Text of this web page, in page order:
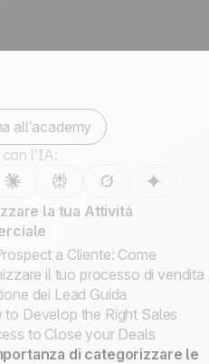
all’academy
l’IA:
la tua Attività
a Cliente: Come
il tuo processo di vendita
dei Lead Guida
to Develop the Right Sales
to Close your Deals
di categorizzare le